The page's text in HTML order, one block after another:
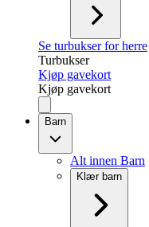
Se turbukser for herre
Turbukser
Kjøp gavekort
Kjøp gavekort
Barn
Alt innen Barn
Klær barn